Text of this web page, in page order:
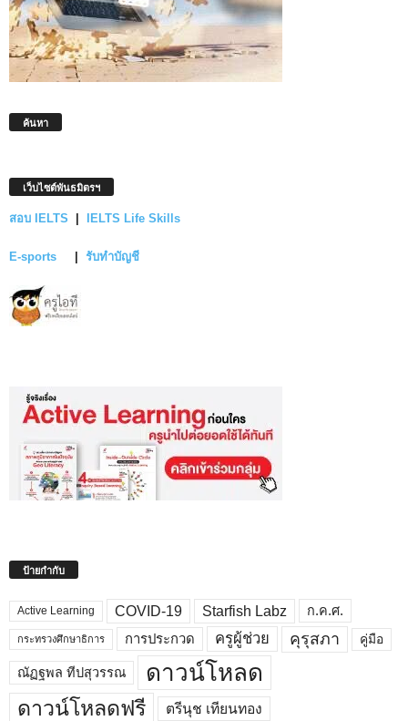
ค้นหา
เว็บไซต์พันธมิตรฯ
สอบ IELTS IELTS Life Skills
E-sports รับทำบัญชี
ป้ายกำกับ
Active Learning COVID-19 Starfish Labz ก.ค.ศ.
กระทรวงศึกษาธิการ การประกวด ครูผู้ช่วย คุรุสภา คู่มือ
ณัฏฐพล ทีปสุวรรณ ดาวน์โหลด
ดาวน์โหลดฟรี ตรีนุช เทียนทอง